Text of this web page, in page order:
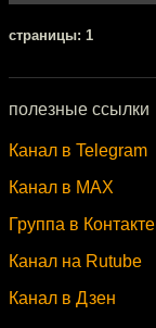
cтраницы: 1
полезные ссылки
Канал в Telegram
Канал в MAX
Группа в Контакте
Канал на Rutube
Канал в Дзен